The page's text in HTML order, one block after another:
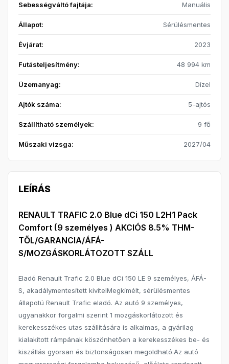
Sebességváltó fajtája: Manuális
Állapot: Sérülésmentes
Évjárat: 2023
Futásteljesítmény: 48 994 km
Üzemanyag: Dízel
Ajtók száma: 5-ajtós
Szállítható személyek: 9 fő
Műszaki vizsga: 2027/04
LEÍRÁS
RENAULT TRAFIC 2.0 Blue dCi 150 L2H1 Pack
Comfort (9 személyes ) AKCIÓS 8.5% THM-
TŐL/GARANCIA/ÁFÁ-
S/MOZGÁSKORLÁTOZOTT SZÁLL
Eladó Renault Trafic 2.0 Blue dCi 150 LE 9 személyes, ÁFÁ-
S, akadálymentesített kivitelMegkímélt, sérülésmentes
állapotú Renault Trafic eladó. Az autó 9 személyes,
ugyanakkor forgalmi szerint 1 mozgáskorlátozott és
kerekesszékes utas szállítására is alkalmas, a gyárilag
kialakított rámpának köszönhetően a kerekesszékes be- és
kiszállás gyorsan és biztonságosan megoldható.Az autó